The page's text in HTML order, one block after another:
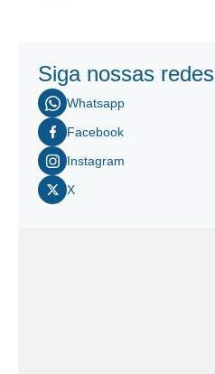
Siga nossas redes
Whatsapp
Facebook
Instagram
X